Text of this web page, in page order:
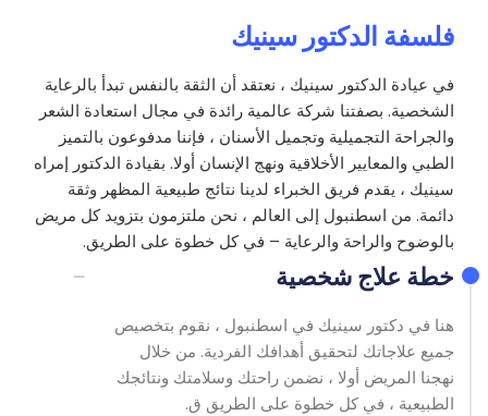
فلسفة الدكتور سينيك
في عيادة الدكتور سينيك ، نعتقد أن الثقة بالنفس تبدأ بالرعاية
الشخصية. بصفتنا شركة عالمية رائدة في مجال استعادة الشعر
والجراحة التجميلية وتجميل الأسنان ، فإننا مدفوعون بالتميز
الطبي والمعايير الأخلاقية ونهج الإنسان أولا. بقيادة الدكتور إمراه
سينيك ، يقدم فريق الخبراء لدينا نتائج طبيعية المظهر وثقة
دائمة. من اسطنبول إلى العالم ، نحن ملتزمون بتزويد كل مريض
بالوضوح والراحة والرعاية – في كل خطوة على الطريق.
خطة علاج شخصية −
هنا في دكتور سينيك في اسطنبول ، نقوم بتخصيص
جميع علاجاتك لتحقيق أهدافك الفردية. من خلال
نهجنا المريض أولا ، نضمن راحتك وسلامتك ونتائجك
الطبيعية ، في كل خطوة على الطريق ق.